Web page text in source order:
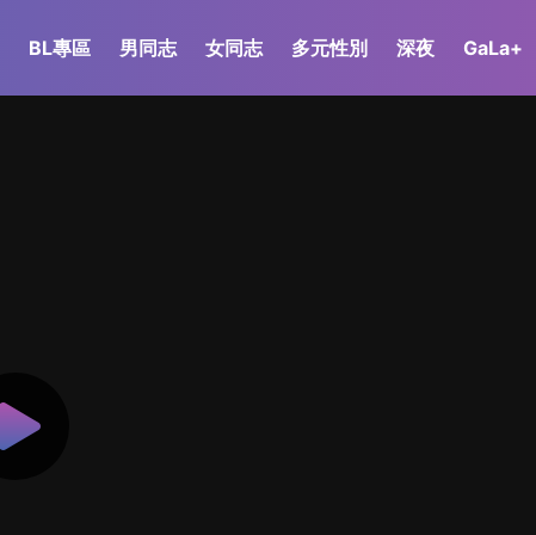
BL專區 男同志 女同志 多元性別 深夜 GaLa+